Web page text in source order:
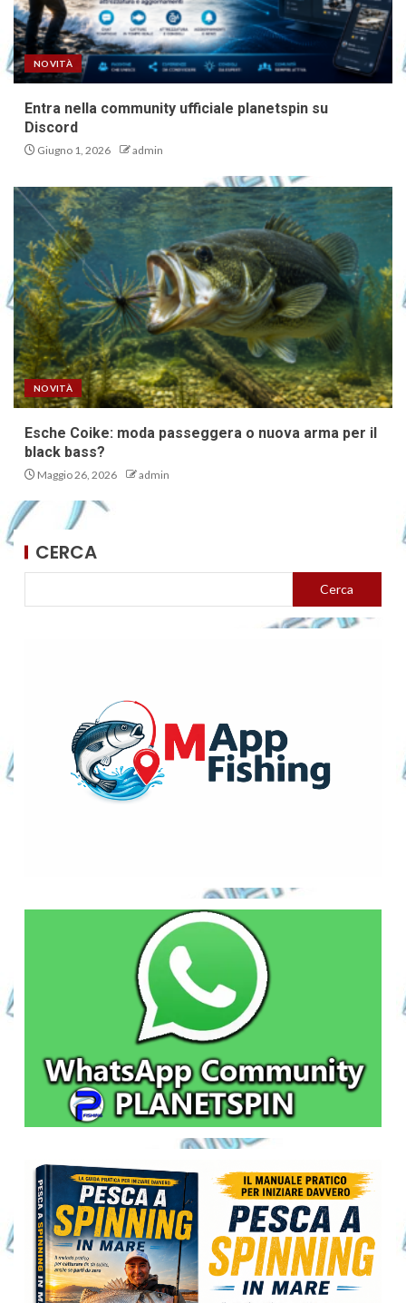
NOVITÀ
Entra nella community ufficiale planetspin su
Discord
Giugno 1, 2026 admin
NOVITÀ
Esche Coike: moda passeggera o nuova arma per il
black bass?
Maggio 26, 2026 admin
CERCA
Cerca